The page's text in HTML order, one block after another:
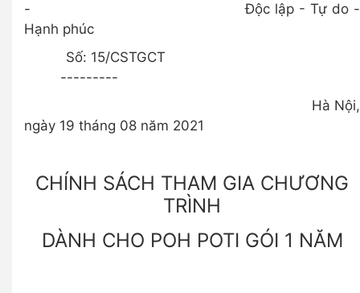
- Độc lập - Tự do -
Hạnh phúc
Số: 15/CSTGCT
---------
Hà Nội,
ngày 19 tháng 08 năm 2021
CHÍNH SÁCH THAM GIA CHƯƠNG
TRÌNH
DÀNH CHO POH POTI GÓI 1 NĂM